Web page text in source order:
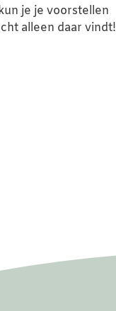
je je voorstellen
alleen daar vindt!